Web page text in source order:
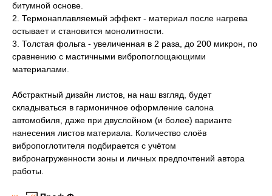
битумной основе.
2. Термонаплавляемый эффект - материал после нагрева
остывает и становится монолитности.
3. Толстая фольга - увеличенная в 2 раза, до 200 микрон, по
сравнению с мастичными вибропоглощающими
материалами.
Абстрактный дизайн листов, на наш взгляд, будет
складываться в гармоничное оформление салона
автомобиля, даже при двуслойном (и более) варианте
нанесения листов материала. Количество слоёв
вибропоглотителя подбирается с учётом
вибронагруженности зоны и личных предпочтений автора
работы.